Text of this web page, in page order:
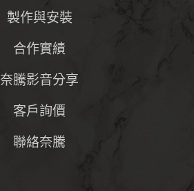
製作與安裝
合作實績
奈騰影音分享
客戶詢價
聯絡奈騰